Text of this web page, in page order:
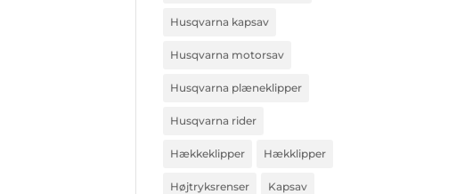
Husqvarna kapsav
Husqvarna motorsav
Husqvarna plæneklipper
Husqvarna rider
Hækkeklipper Hækklipper
Højtryksrenser Kapsav